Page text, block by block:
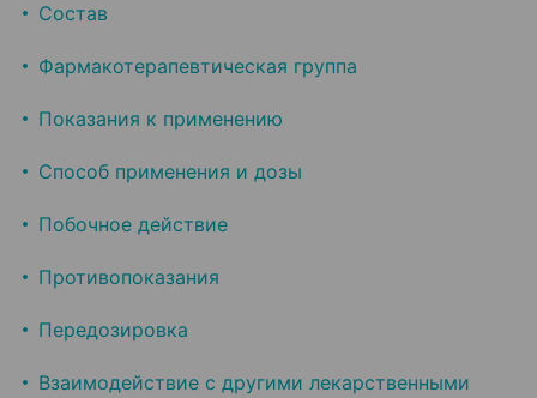
Состав
Фармакотерапевтическая группа
Показания к применению
Способ применения и дозы
Побочное действие
Противопоказания
Передозировка
Взаимодействие с другими лекарственными